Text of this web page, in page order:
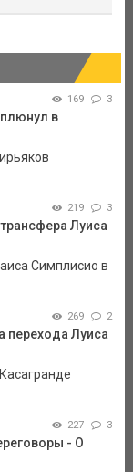
169 3
в
219 3
Луиса
Симплисио в
269 2
перехода Луиса
227 3
- O